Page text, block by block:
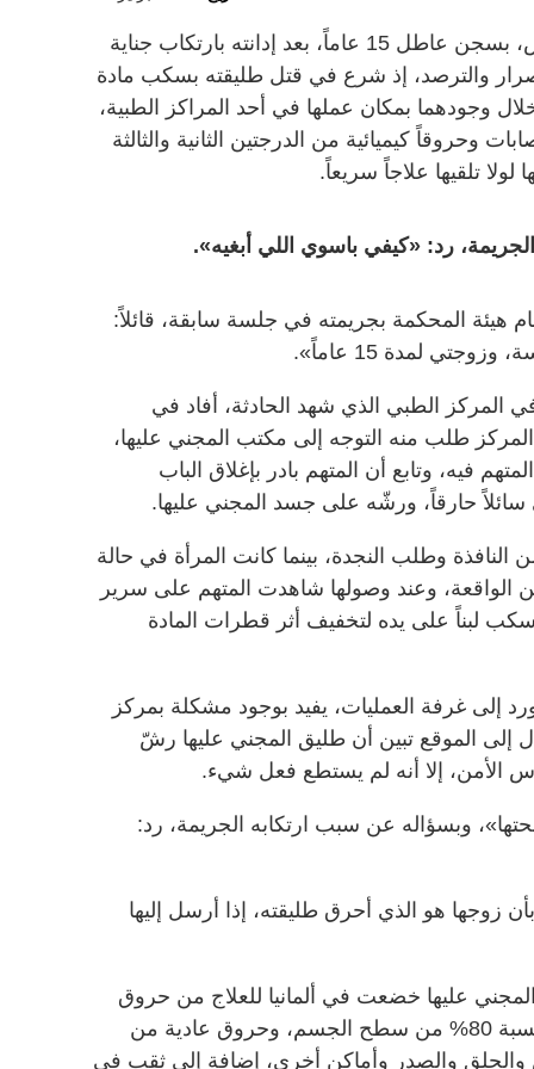
قضت محكمة الجنايات في دبي، أمس، بسجن عاطل 15 عاماً، بعد إدانته بارتكاب جناية
والترصد، إذ شرع في قتل طليقته بسكب مادة
وجودهما بمكان عملها في أحد المراكز الطبية،
وحروقاً كيميائية من الدرجتين الثانية والثالثة
رد: «كيفي باسوي اللي أبغيه».
(خليجي - 44 عاماً) أمام هيئة المحكمة بجريمته في جلسة سابقة، قائلاً:
لمدة 15 عاماً».
الطبي الذي شهد الحادثة، أفاد في
المركز طلب منه التوجه إلى مكتب المجني عليها،
فيه، وتابع أن المتهم بادر بإغلاق الباب
سائلاً حارقاً، ورشّه على جسد المجني عليها.
وطلب النجدة، بينما كانت المرأة في حالة
الواقعة، وعند وصولها شاهدت المتهم على سرير
لبناً على يده لتخفيف أثر قطرات المادة
إلى غرفة العمليات، يفيد بوجود مشكلة بمركز
إلى الموقع تبين أن طليق المجني عليها رشّ
الأمن، إلا أنه لم يستطع فعل شيء.
وبسؤاله عن سبب ارتكابه الجريمة، رد:
زوجها هو الذي أحرق طليقته، إذا أرسل إليها
عليها خضعت في ألمانيا للعلاج من حروق
كيميائية من الدرجتين الثانية والثالثة بنسبة 80% من سطح الجسم، وحروق عادية من
31%، في الرأس والحلق والصدر وأماكن أخرى، إضافة إلى ثقب في